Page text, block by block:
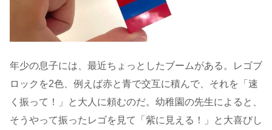
年少の息子には、最近ちょっとしたブームがある。レゴブ
ロックを2色、例えば赤と青で交互に積んで、それを「速
く振って！」と大人に頼むのだ。幼稚園の先生によると、
そうやって振ったレゴを見て「紫に見える！」と大喜びし